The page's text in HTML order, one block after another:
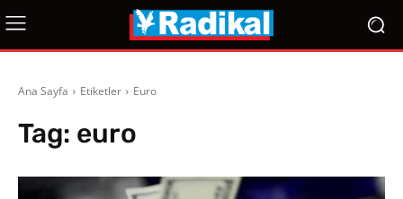
Ana Sayfa Etiketler Euro
Tag: euro